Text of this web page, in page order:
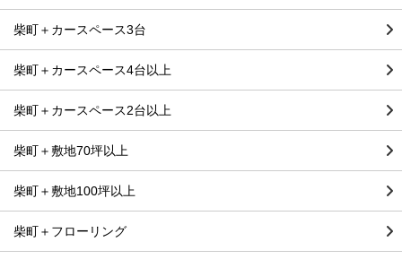
柴町＋カースペース3台
柴町＋カースペース4台以上
柴町＋カースペース2台以上
柴町＋敷地70坪以上
柴町＋敷地100坪以上
柴町＋フローリング